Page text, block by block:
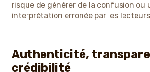
risque de générer de la confusion ou
interprétation erronée par les
Authenticité,
crédibilité